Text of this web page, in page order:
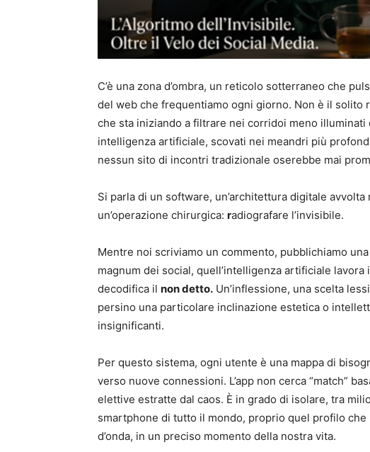
C’è una zona d’ombra, un reticolo sotterraneo che
del web che frequentiamo ogni giorno. Non è il solito
che sta iniziando a filtrare nei corridoi meno illuminati
intelligenza artificiale, scovati nei meandri più
nessun sito di incontri tradizionale oserebbe mai
Si parla di un software, un’architettura digitale
un’operazione chirurgica: radiografare l’invisibile.
Mentre noi scriviamo un commento, pubblichiamo
magnum dei social, quell’intelligenza artificiale
decodifica il non detto. Un’inflessione, una scelta
persino una particolare inclinazione estetica o
insignificanti.
Per questo sistema, ogni utente è una mappa di
verso nuove connessioni. L’app non cerca “match”
elettive estratte dal caos. È in grado di isolare, tra
smartphone di tutto il mondo, proprio quel profilo
d’onda, in un preciso momento della nostra vita.